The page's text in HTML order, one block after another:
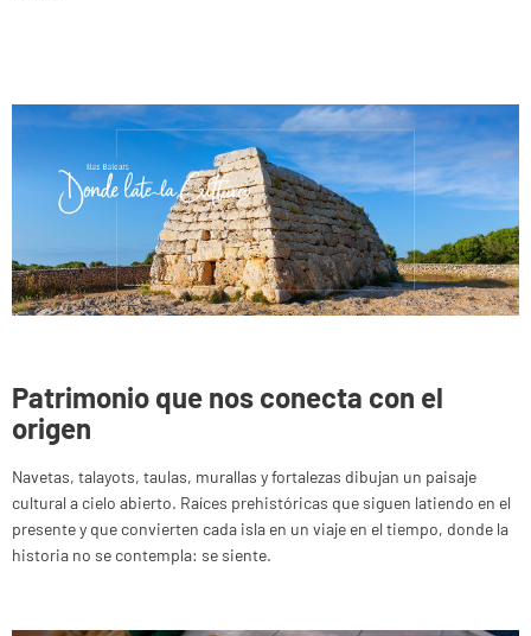
Patrimonio que nos conecta con el
origen
Navetas, talayots, taulas, murallas y fortalezas dibujan un paisaje
cultural a cielo abierto. Raíces prehistóricas que siguen latiendo en el
presente y que convierten cada isla en un viaje en el tiempo, donde la
historia no se contempla: se siente.